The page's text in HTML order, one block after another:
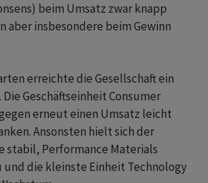
beim Umsatz zwar knapp
aber insbesondere beim Gewinn
erreichte die Gesellschaft ein
Geschäftseinheit Consumer
erneut einen Umsatz leicht
Ansonsten hielt sich der
stabil, Performance Materials
die kleinste Einheit Technology